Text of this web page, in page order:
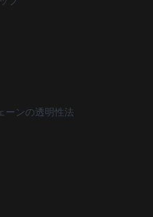
ーンの透明性法